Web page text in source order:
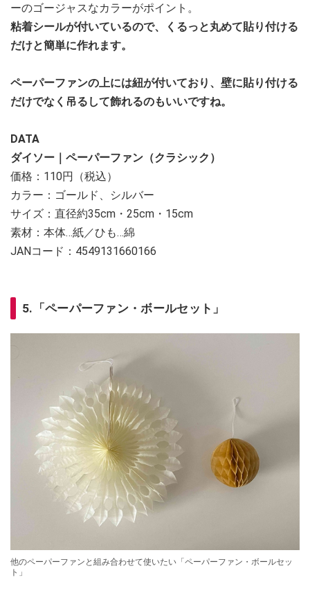
ーのゴージャスなカラーがポイント。
粘着シールが付いているので、くるっと丸めて貼り付ける
だけと簡単に作れます。
ペーパーファンの上には紐が付いており、壁に貼り付ける
だけでなく吊るして飾れるのもいいですね。
DATA
ダイソー｜ペーパーファン（クラシック）
価格：110円（税込）
カラー：ゴールド、シルバー
サイズ：直径約35cm・25cm・15cm
素材：本体…紙／ひも…綿
JANコード：4549131660166
5.「ペーパーファン・ボールセット」
他のペーパーファンと組み合わせて使いたい「ペーパーファン・ボールセッ
ト」